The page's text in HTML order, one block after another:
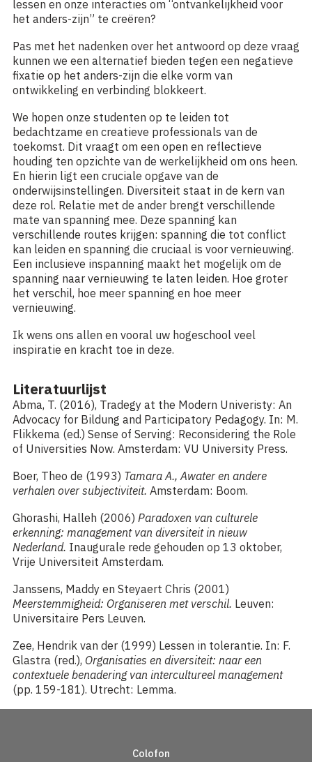
lessen en onze interacties om “ontvankelijkheid voor
het anders-zijn” te creëren?
Pas met het nadenken over het antwoord op deze vraag
kunnen we een alternatief bieden tegen een negatieve
fixatie op het anders-zijn die elke vorm van
ontwikkeling en verbinding blokkeert.
We hopen onze studenten op te leiden tot
bedachtzame en creatieve professionals van de
toekomst. Dit vraagt om een open en reflectieve
houding ten opzichte van de werkelijkheid om ons heen.
En hierin ligt een cruciale opgave van de
onderwijsinstellingen. Diversiteit staat in de kern van
deze rol. Relatie met de ander brengt verschillende
mate van spanning mee. Deze spanning kan
verschillende routes krijgen: spanning die tot conflict
kan leiden en spanning die cruciaal is voor vernieuwing.
Een inclusieve inspanning maakt het mogelijk om de
spanning naar vernieuwing te laten leiden. Hoe groter
het verschil, hoe meer spanning en hoe meer
vernieuwing.
Ik wens ons allen en vooral uw hogeschool veel
inspiratie en kracht toe in deze.
Literatuurlijst
Abma, T. (2016), Tradegy at the Modern Univeristy: An
Advocacy for Bildung and Participatory Pedagogy. In: M.
Flikkema (ed.) Sense of Serving: Reconsidering the Role
of Universities Now. Amsterdam: VU University Press.
Boer, Theo de (1993) Tamara A., Awater en andere
verhalen over subjectiviteit. Amsterdam: Boom.
Ghorashi, Halleh (2006) Paradoxen van culturele
erkenning: management van diversiteit in nieuw
Nederland. Inaugurale rede gehouden op 13 oktober,
Vrije Universiteit Amsterdam.
Janssens, Maddy en Steyaert Chris (2001)
Meerstemmigheid: Organiseren met verschil. Leuven:
Universitaire Pers Leuven.
Zee, Hendrik van der (1999) Lessen in tolerantie. In: F.
Glastra (red.), Organisaties en diversiteit: naar een
contextuele benadering van intercultureel management
(pp. 159-181). Utrecht: Lemma.
Colofon